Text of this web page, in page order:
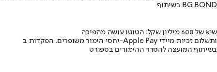
בשיתוף BG BOND
שיא של 600 מיליון שקל: הטוטו עושה מהפיכה
יחסי הימור משופרים, הפקדות ב-Apple Pay ותשלום זכיות מיידי
בשיתוף המועצה להסדר ההימורים בספורט